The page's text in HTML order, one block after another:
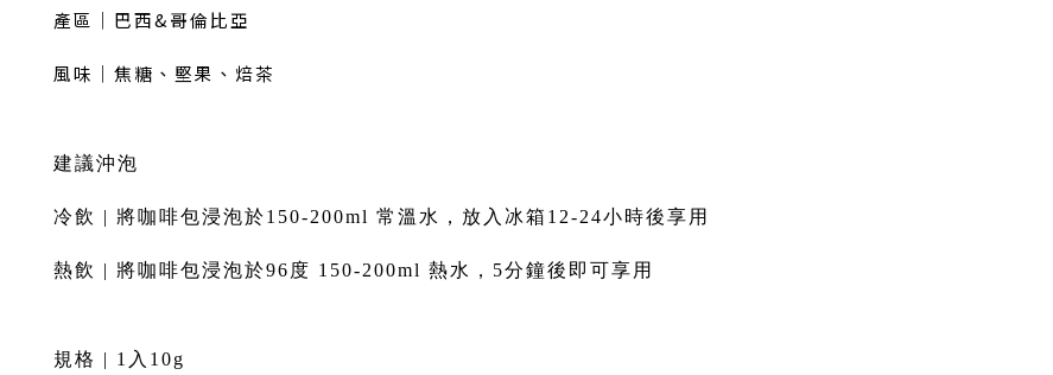
產區｜巴西&哥倫比亞
風味｜焦糖、堅果、焙茶
建議沖泡
冷飲 | 將咖啡包浸泡於150-200ml 常溫水，放入冰箱12-24小時後享用
熱飲 | 將咖啡包浸泡於96度 150-200ml 熱水，5分鐘後即可享用
規格 | 1入10g